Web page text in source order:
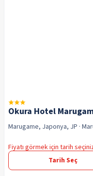
Okura Hotel
Marugame, Japonya, JP ·
Fiyatı görmek için tarih
Tarih Seç